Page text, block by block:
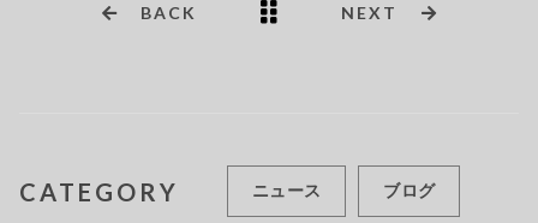
BACK NEXT
CATEGORY ニュース ブログ